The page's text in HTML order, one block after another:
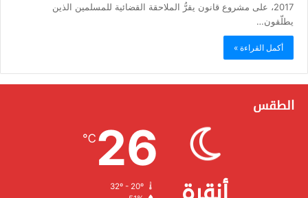
2017، على مشروع قانون يقرُّ الملاحقة القضائية للمسلمين الذين
يطلّقون…
أكمل القراءة »
الطقس
26
℃
32º - 20º